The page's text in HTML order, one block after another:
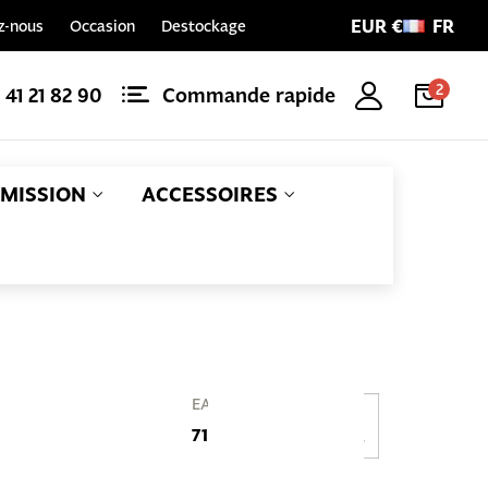
nous Occasion Destockage EUR € FR
41 21 82 90 Commande rapide 2
ACCESSOIRES
EAN
714401108448